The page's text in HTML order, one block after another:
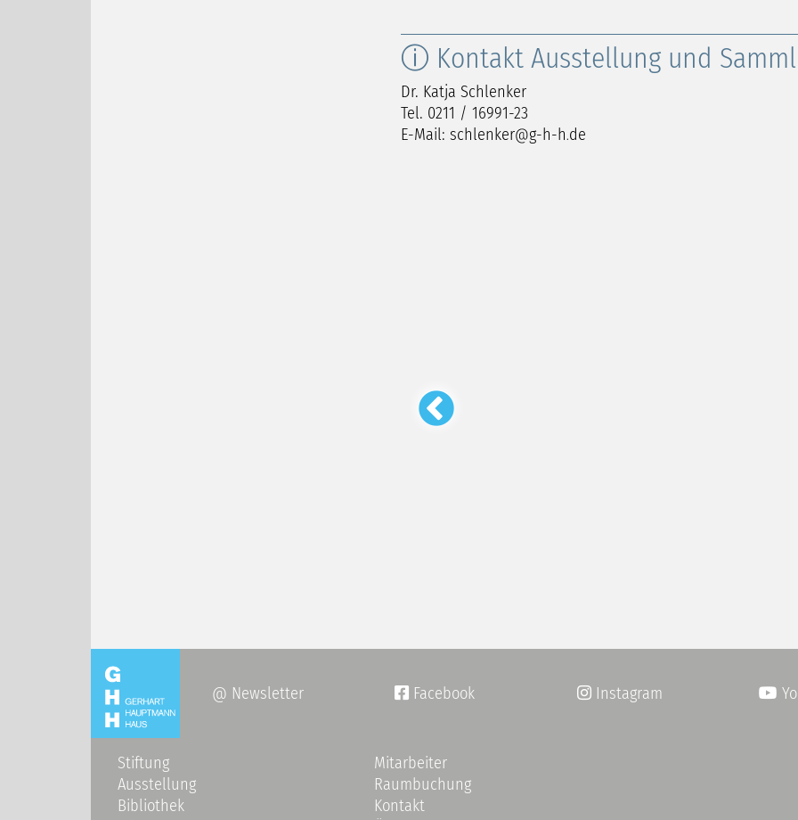
ⓘ Kontakt Ausstellung und
Dr. Katja Schlenker
Tel. 0211 / 16991-23
E-Mail: schlenker g-h-h de
@ Newsletter  Facebook Instagram
Stiftung
Ausstellung
Bibliothek
Mitarbeiter
Raumbuchung
Kontakt